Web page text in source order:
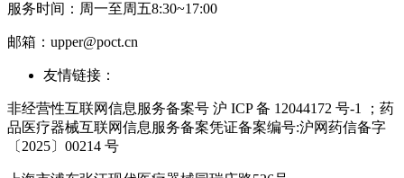
服务时间：周一至周五8:30~17:00
邮箱：upper@poct.cn
友情链接：
非经营性互联网信息服务备案号 沪 ICP 备 12044172 号-1 ；药
品医疗器械互联网信息服务备案凭证备案编号:沪网药信备字
〔2025〕00214 号